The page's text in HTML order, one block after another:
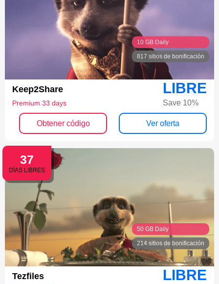
10 GB Daily
817 sitios de bonificación
Keep2Share
Premium 33 days
LIBRE
Save 10%
Obtener código Ver oferta
37
DÍAS LIBRES
50 GB Daily
214 sitios de bonificación
Tezfiles LIBRE